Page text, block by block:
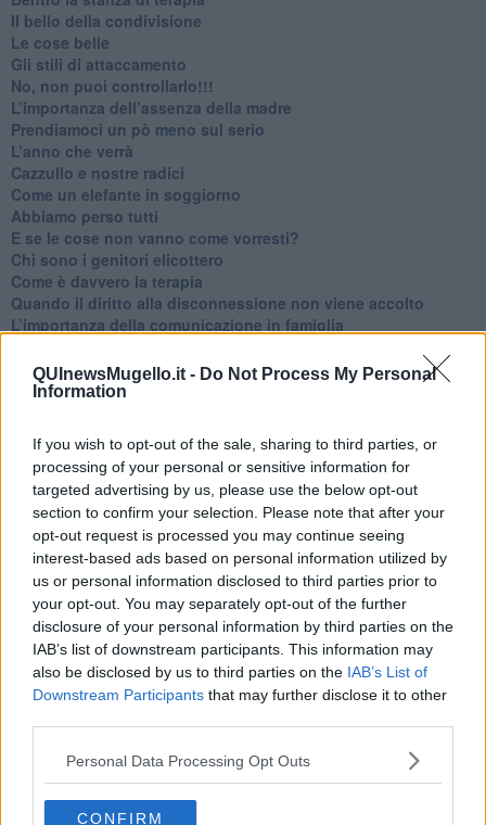
QUInewsMugello.it - Do Not Process My Personal
Information
If you wish to opt-out of the sale, sharing to third parties, or
processing of your personal or sensitive information for
targeted advertising by us, please use the below opt-out
section to confirm your selection. Please note that after your
opt-out request is processed you may continue seeing
interest-based ads based on personal information utilized by
us or personal information disclosed to third parties prior to
your opt-out. You may separately opt-out of the further
disclosure of your personal information by third parties on the
IAB’s list of downstream participants. This information may
also be disclosed by us to third parties on the IAB’s List of
Downstream Participants that may further disclose it to other
Personal Data Processing Opt Outs
CONFIRM
​Il bello della condivisione
Le cose belle
​Gli stili di attaccamento
No, non puoi controllarlo!!!
​L’importanza dell’assenza della madre
​Prendiamoci un pò meno sul serio
​L’anno che verrà
​Cazzullo e nostre radici
​Come un elefante in soggiorno
​Abbiamo perso tutti
E se le cose non vanno come vorresti?
​Chi sono i genitori elicottero
Come è davvero la terapia
Quando il diritto alla disconnessione non viene accolto
​L’importanza della comunicazione in famiglia
​Il pensiero dicotomico e la salute mentale
​Consigli di lettura per genitori e non solo
L’invisibile fatica mentale
Vacanze a km zero
​Buone Vacan(si)e!
​Il lato positivo delle cose
​Storie antiche di tempi moderni
​Quello che alle mamme non dicono
Adultescenza
Homo imbecillis
​4 anni di Blog
Quando il silenzio è aggressivo
​Il passato, questo conosciuto!
​Clima ballerino e sbalzi d’umore
Non hanno un amico a teatro​
​Tutta una questione di rispetto
​Cose che ci esauriscono